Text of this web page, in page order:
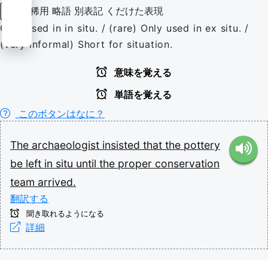
稀用 略語 別表記 くだけた表現
Only used in in situ. / (rare) Only used in ex situ. /
(very informal) Short for situation.
意味を覚える
単語を覚える
このボタンはなに？
The archaeologist insisted that the pottery
be left in situ until the proper conservation
team arrived.
翻訳する
聞き取れるようになる
詳細